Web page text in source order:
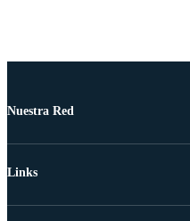
Nuestra Red
Links